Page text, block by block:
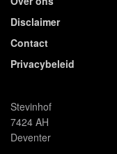
Disclaimer
Contact
Privacybeleid
Stevinhof
7424 AH
Deventer